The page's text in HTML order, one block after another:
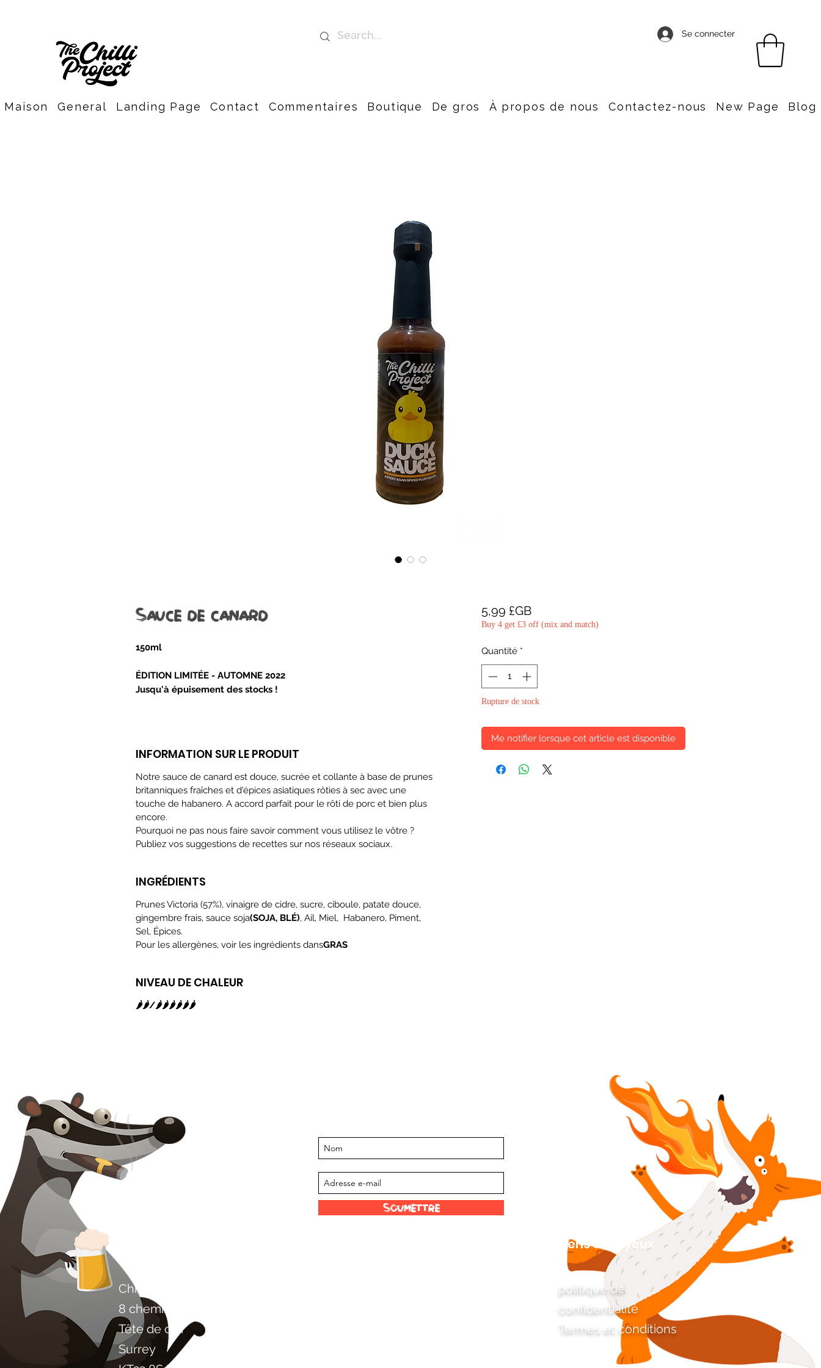
Se connecter
Maison General Landing Page Contact Commentaires Boutique De gros À propos de nous Contactez-nous New Page Blog
Sauce de canard
150ml
ÉDITION LIMITÉE - AUTOMNE 2022
Jusqu'à épuisement des stocks !
INFORMATION SUR LE PRODUIT
Notre sauce de canard est douce, sucrée et collante à base de prunes
britanniques fraîches et d'épices asiatiques rôties à sec avec une
touche de habanero. A accord parfait pour le rôti de porc et bien plus
encore.
Pourquoi ne pas nous faire savoir comment vous utilisez le vôtre ?
Publiez vos suggestions de recettes sur nos réseaux sociaux.
INGRÉDIENTS
Prunes Victoria (57%), vinaigre de cidre, sucre, ciboule, patate douce,
gingembre frais, sauce soja(SOJA, BLÉ), Ail, Miel, Habanero, Piment,
Sel, Épices.
Pour les allergènes, voir les ingrédients dansGRAS
NIVEAU DE CHALEUR
🌶️🌶️/🌶️🌶️🌶️🌶️🌶️🌶️
5,99 £GBPrix
Buy 4 get £3 off (mix and match)
Quantité *
Rupture de stock
Me notifier lorsque cet article est disponible
Soumettre
Liens ennuyeux
Chili Project Artisan Foods Limited
8 chemin des peupliers
Tête de cuir
Surrey
politique de
confidentialité
Termes et conditions